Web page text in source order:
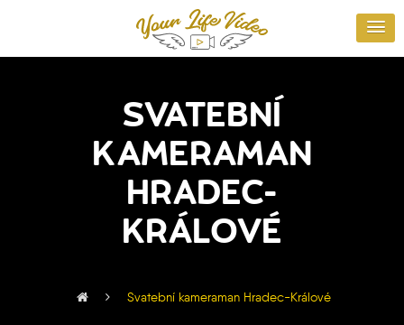
SVATEBNÍ
KAMERAMAN
HRADEC-
KRÁLOVÉ
Svatební kameraman Hradec-Králové